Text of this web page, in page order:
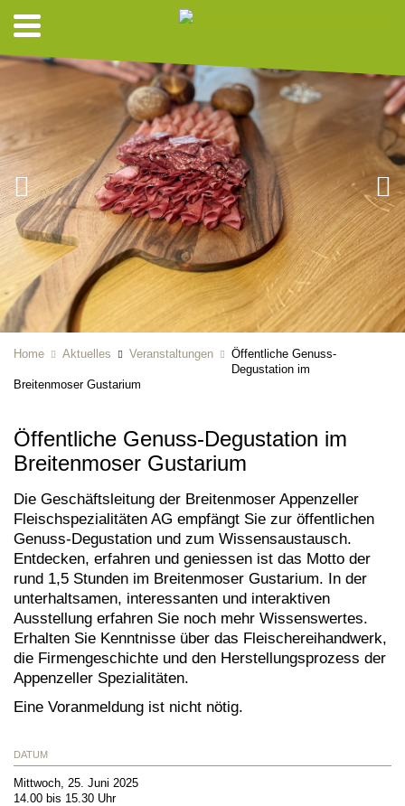
Home Aktuelles Veranstaltungen
Öffentliche Genuss-
Degustation im
Breitenmoser Gustarium
Öffentliche Genuss-Degustation im
Breitenmoser Gustarium
Die Geschäftsleitung der Breitenmoser Appenzeller
Fleischspezialitäten AG empfängt Sie zur öffentlichen
Genuss-Degustation und zum Wissensaustausch.
Entdecken, erfahren und geniessen ist das Motto der
rund 1,5 Stunden im Breitenmoser Gustarium. In der
unterhaltsamen, interessanten und interaktiven
Ausstellung erfahren Sie noch mehr Wissenswertes.
Erhalten Sie Kenntnisse über das Fleischereihandwerk,
die Firmengeschichte und den Herstellungsprozess der
Appenzeller Spezialitäten.
Eine Voranmeldung ist nicht nötig.
DATUM
Mittwoch, 25. Juni 2025
14.00 bis 15.30 Uhr